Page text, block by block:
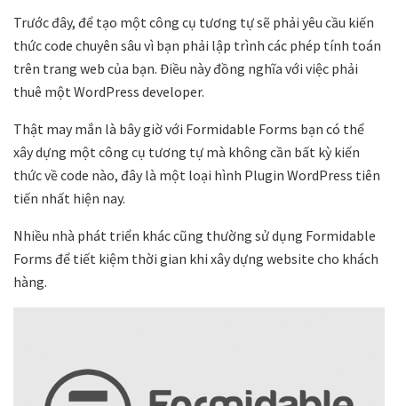
Trước đây, để tạo một công cụ tương tự sẽ phải yêu cầu kiến
thức code chuyên sâu vì bạn phải lập trình các phép tính toán
trên trang web của bạn. Điều này đồng nghĩa với việc phải
thuê một WordPress developer.
Thật may mắn là bây giờ với Formidable Forms bạn có thể
xây dựng một công cụ tương tự mà không cần bất kỳ kiến
thức về code nào, đây là một loại hình Plugin WordPress tiên
tiến nhất hiện nay.
Nhiều nhà phát triển khác cũng thường sử dụng Formidable
Forms để tiết kiệm thời gian khi xây dựng website cho khách
hàng.